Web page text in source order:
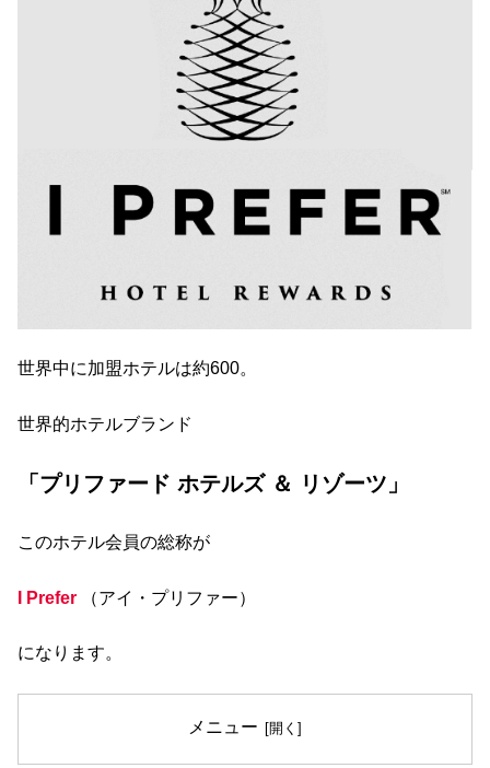
世界中に加盟ホテルは約600。
世界的ホテルブランド
「プリファード ホテルズ ＆ リゾーツ」
このホテル会員の総称が
I Prefer （アイ・プリファー）
になります。
メニュー